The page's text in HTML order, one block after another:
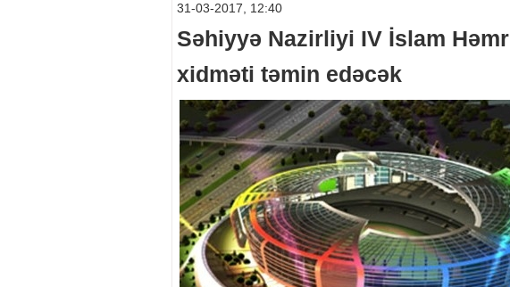
31-03-2017, 12:40
Səhiyyə Nazirliyi IV İslam
xidməti təmin edəcək